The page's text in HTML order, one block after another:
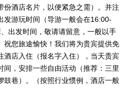
份酒店名片，以便紧急之需）。并注
发游玩时间（导游一般会在16:00-
出发时间，敬请请留意，一般以手
祝您旅途愉快！我们将为贵宾提供免
酒店入住（报名字入住），当天贵宾
间，安排一些自由活动（推荐：三里
鼓巷）。（按照行业惯例，酒店一般